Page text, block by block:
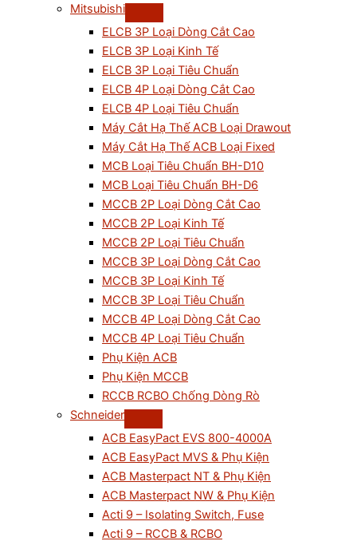
Mitsubishi
ELCB 3P Loại Dòng Cắt Cao
ELCB 3P Loại Kinh Tế
ELCB 3P Loại Tiêu Chuẩn
ELCB 4P Loại Dòng Cắt Cao
ELCB 4P Loại Tiêu Chuẩn
Máy Cắt Hạ Thế ACB Loại Drawout
Máy Cắt Hạ Thế ACB Loại Fixed
MCB Loại Tiêu Chuẩn BH-D10
MCB Loại Tiêu Chuẩn BH-D6
MCCB 2P Loại Dòng Cắt Cao
MCCB 2P Loại Kinh Tế
MCCB 2P Loại Tiêu Chuẩn
MCCB 3P Loại Dòng Cắt Cao
MCCB 3P Loại Kinh Tế
MCCB 3P Loại Tiêu Chuẩn
MCCB 4P Loại Dòng Cắt Cao
MCCB 4P Loại Tiêu Chuẩn
Phụ Kiện ACB
Phụ Kiện MCCB
RCCB RCBO Chống Dòng Rò
Schneider
ACB EasyPact EVS 800-4000A
ACB EasyPact MVS & Phụ Kiện
ACB Masterpact NT & Phụ Kiện
ACB Masterpact NW & Phụ Kiện
Acti 9 – Isolating Switch, Fuse
Acti 9 – RCCB & RCBO